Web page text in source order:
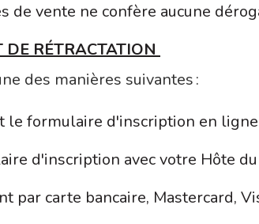
vente ne confère aucune
DE RÉTRACTATION
des manières suivantes :
le formulaire d'inscription en ligne
d'inscription avec votre Hôte
par carte bancaire, Mastercard,